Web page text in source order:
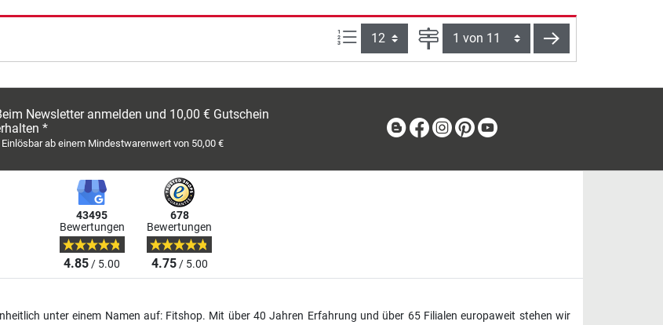
Artikel pro Seite: Seite weiter
Newsletter anmelden und 10,00 € Gutschein
*
ab einem Mindestwarenwert von 50,00 €
BlogFacebook
Instagram
Pinterest
43495
Bewertungen
4.85/ 5.00
678
Bewertungen
4.75/ 5.00
unter einem Namen auf: Fitshop. Mit über 40 Jahren Erfahrung und über 65 Filialen europaweit stehen wir